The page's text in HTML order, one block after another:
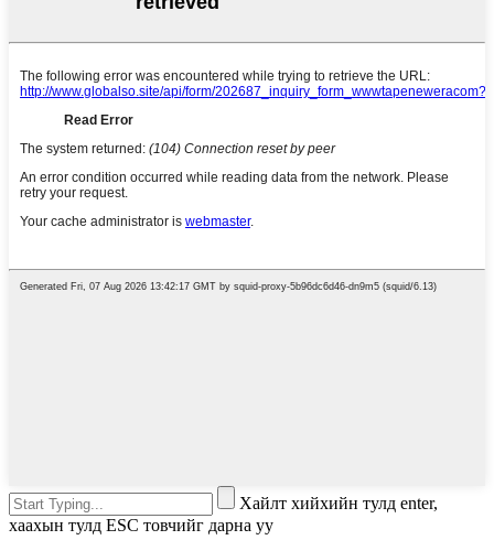
Хайлт хийхийн тулд enter,
хаахын тулд ESC товчийг дарна уу